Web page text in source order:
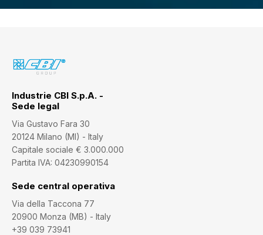
Industrie CBI S.p.A. -
Sede legal
Via Gustavo Fara 30
20124 Milano (MI) - Italy
Capitale sociale € 3.000.000
Partita IVA: 04230990154
Sede central operativa
Via della Taccona 77
20900 Monza (MB) - Italy
+39 039 73941